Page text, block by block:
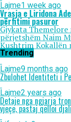
Lajme1 week ago
Vrasja e Liridona
përfitimi pasuror
Gjykata
përjetshëm Naim
Kushtrim Kokallën
Trending
Lajme9 months ago
Zbulohet Identiteti i
Lajme2 years ago
Detaje nga ngjarja
vjeçe, pastaj qëlloi